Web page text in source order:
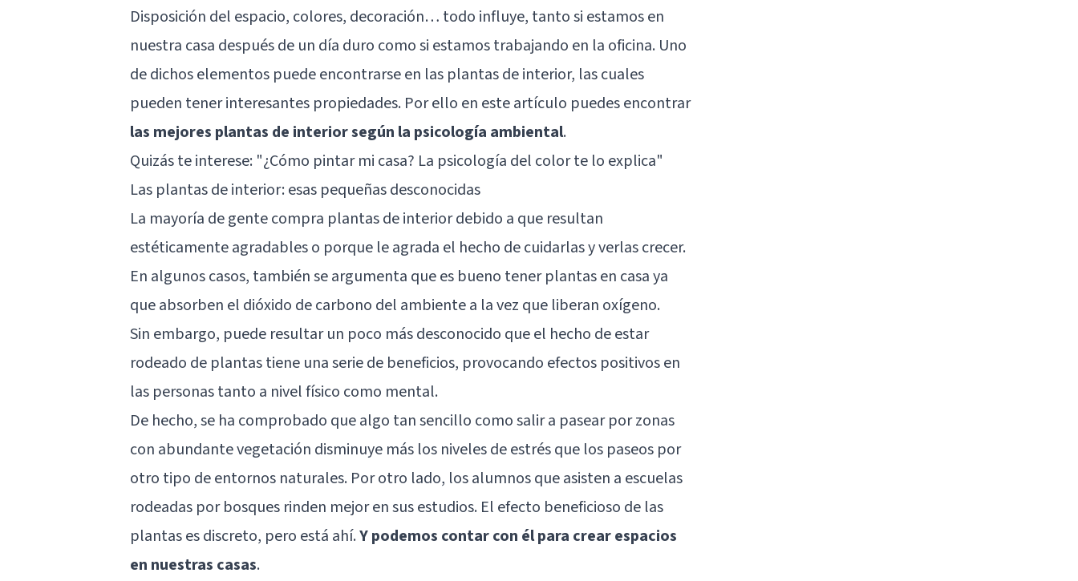
Disposición del espacio, colores, decoración… todo influye, tanto si estamos en
nuestra casa después de un día duro como si estamos trabajando en la oficina. Uno
de dichos elementos puede encontrarse en las plantas de interior, las cuales
pueden tener interesantes propiedades. Por ello en este artículo puedes encontrar
las mejores plantas de interior según la psicología ambiental.
Quizás te interese: "¿Cómo pintar mi casa? La psicología del color te lo explica"
Las plantas de interior: esas pequeñas desconocidas
La mayoría de gente compra plantas de interior debido a que resultan
estéticamente agradables o porque le agrada el hecho de cuidarlas y verlas crecer.
En algunos casos, también se argumenta que es bueno tener plantas en casa ya
que absorben el dióxido de carbono del ambiente a la vez que liberan oxígeno.
Sin embargo, puede resultar un poco más desconocido que el hecho de estar
rodeado de plantas tiene una serie de beneficios, provocando efectos positivos en
las personas tanto a nivel físico como mental.
De hecho,se ha comprobado que algo tan sencillo como salir a pasear por zonas
con abundante vegetación disminuye más los niveles de estrés que los paseos por
otro tipo de entornos naturales. Por otro lado, los alumnos que asisten a escuelas
rodeadas por bosques rinden mejor en sus estudios. El efecto beneficioso de las
plantas es discreto, pero está ahí.Y podemos contar con él para crear espacios
en nuestras casas.